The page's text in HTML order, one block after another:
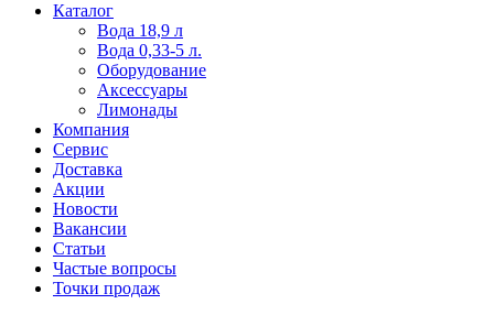
Пользователи
офіційний
сайт
через
разные
сайты.
можно
встретить
онлайн
казино
среди
обсуждаемых
тем.
Каталог
Вода 18,9 л
Вода 0,33-5 л.
Оборудование
Аксессуары
Лимонады
Компания
Сервис
Доставка
Акции
Новости
Вакансии
Статьи
Частые вопросы
Точки продаж